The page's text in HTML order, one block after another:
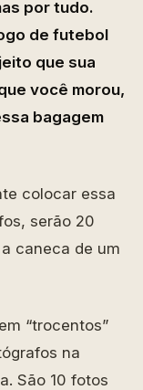
por tudo.
de futebol
que sua
você morou,
bagagem
colocar essa
serão 20
caneca de um
“trocentos”
na
São 10 fotos